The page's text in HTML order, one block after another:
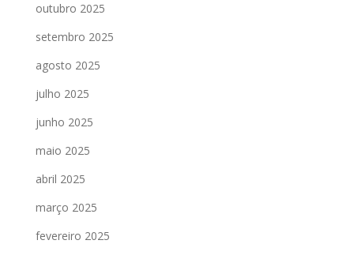
outubro 2025
setembro 2025
agosto 2025
julho 2025
junho 2025
maio 2025
abril 2025
março 2025
fevereiro 2025